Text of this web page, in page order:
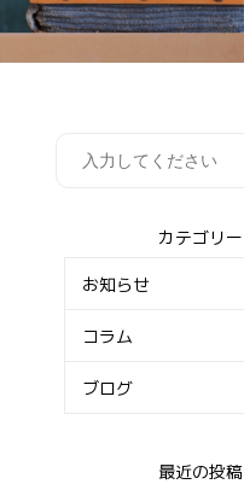
カテゴリー
お知らせ
コラム
ブログ
最近の投稿